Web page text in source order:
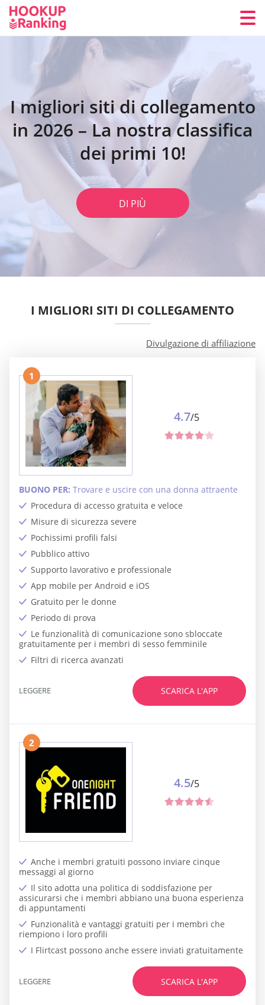
I migliori siti di collegamento
in 2026 – La nostra classifica
dei primi 10!
DI PIÙ
I MIGLIORI SITI DI COLLEGAMENTO
Divulgazione di affiliazione
1
Procedura di accesso gratuita e veloce
Misure di sicurezza severe
Pochissimi profili falsi
Pubblico attivo
Supporto lavorativo e professionale
App mobile per Android e iOS
Gratuito per le donne
Periodo di prova
Le funzionalità di comunicazione sono sbloccate
gratuitamente per i membri di sesso femminile
Filtri di ricerca avanzati
BUONO PER: Trovare e uscire con una donna attraente
4.7/5
SCARICA L'APP
LEGGERE
2
Anche i membri gratuiti possono inviare cinque
messaggi al giorno
Il sito adotta una politica di soddisfazione per
assicurarsi che i membri abbiano una buona esperienza
di appuntamenti
Funzionalità e vantaggi gratuiti per i membri che
riempiono i loro profili
I Flirtcast possono anche essere inviati gratuitamente
4.5/5
SCARICA L'APP
LEGGERE